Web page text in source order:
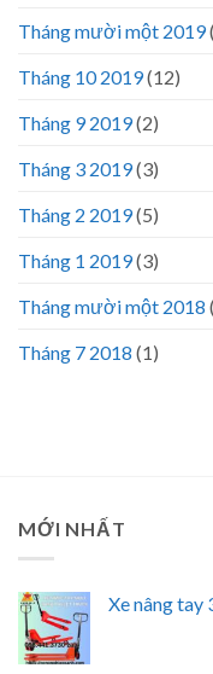
Tháng mười một 2019
Tháng 10 2019(12)
Tháng 9 2019(2)
Tháng 3 2019(3)
Tháng 2 2019(5)
Tháng 1 2019(3)
Tháng mười một 2018
Tháng 7 2018 (1)
MỚI NHẤT
Xe nâng tay